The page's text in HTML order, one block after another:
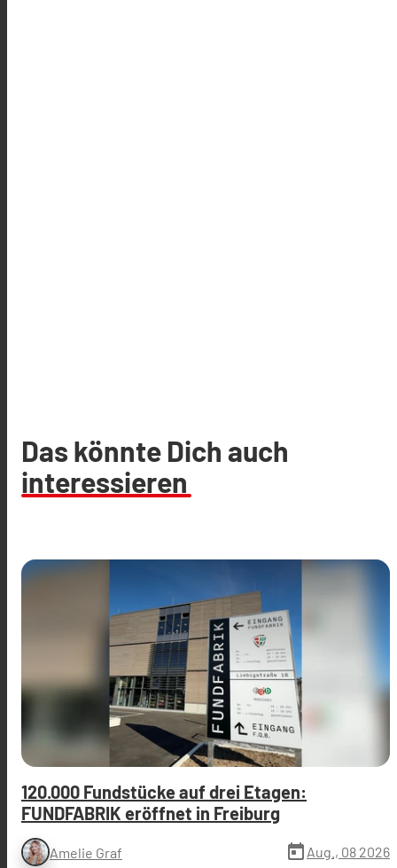
Das könnte Dich auch
interessieren
120.000 Fundstücke auf drei Etagen:
FUNDFABRIK eröffnet in Freiburg
Amelie Graf today Aug., 08 2026